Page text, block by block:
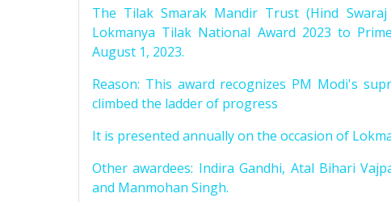
The Tilak Smarak Mandir Trust (Hind
Lokmanya Tilak National Award 2023 to
August 1, 2023.
Reason: This award recognizes PM Modi's
climbed the ladder of progress
It is presented annually on the occasion of
Other awardees: Indira Gandhi, Atal Bihari
and Manmohan Singh.